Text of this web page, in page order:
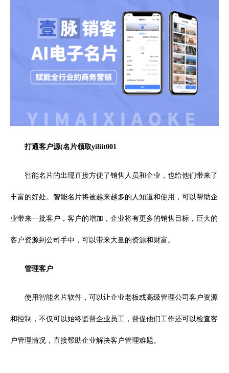
打通客户源(名片领取yiliit001
智能名片的出现直接方便了销售人员和企业，也给他们带来了
丰富的好处。智能名片将被越来越多的人知道和使用，可以帮助企
业带来一批客户，客户的增加，企业将有更多的销售目标，巨大的
客户资源到公司手中，可以带来大量的资源和财富。
管理客户
使用智能名片软件，可以让企业老板或高级管理公司客户资源
和控制，不仅可以始终监督企业员工，督促他们工作还可以检查客
户管理情况，直接帮助企业解决客户管理难题。